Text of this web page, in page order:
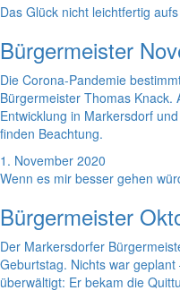
Das Glück nicht leichtfertig
Bürgermeister
Die Corona-Pandemie
Bürgermeister Thomas Knack.
Entwicklung in Markersdorf
finden Beachtung.
1. November 2020
Wenn es mir besser gehen
Bürgermeister
Der Markersdorfer
Geburtstag. Nichts war
überwältigt: Er bekam die